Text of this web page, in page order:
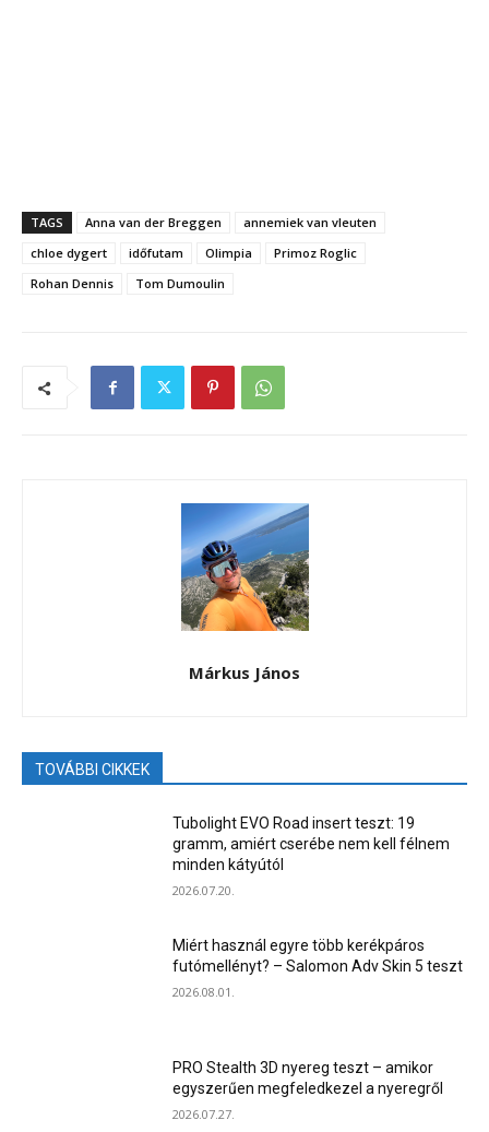
TAGS Anna van der Breggen
annemiek van vleuten
chloe dygert
időfutam Olimpia
Primoz Roglic
Rohan Dennis
Tom Dumoulin
Márkus János
TOVÁBBI CIKKEK
Tubolight EVO Road insert teszt: 19
gramm, amiért cserébe nem kell félnem
minden kátyútól
2026.07.20.
Miért használ egyre több kerékpáros
futómellényt? – Salomon Adv Skin 5 teszt
2026.08.01.
PRO Stealth 3D nyereg teszt – amikor
egyszerűen megfeledkezel a nyeregről
2026.07.27.